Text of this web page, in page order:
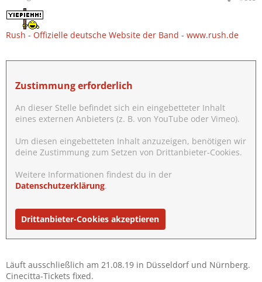
Rush - Offizielle deutsche Website der Band - www.rush.de
Zustimmung erforderlich
An dieser Stelle befindet sich ein eingebetteter Inhalt
eines externen Anbieters (z. B. von YouTube oder Vimeo).
Um diesen eingebetteten Inhalt anzuzeigen, benötigen wir
deine Zustimmung zum Setzen von Drittanbieter-Cookies.
Weitere Informationen findest du in der
Datenschutzerklärung.
Drittanbieter-Cookies akzeptieren
Läuft ausschließlich am 21.08.19 in Düsseldorf und Nürnberg.
Cinecitta-Tickets fixed.